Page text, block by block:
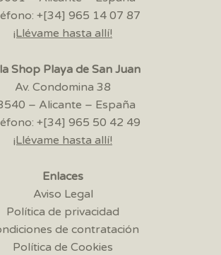
+[34] 965 14 07 87
¡Llévame hasta allí!
Shop Playa de San Juan
Av. Condomina 38
– Alicante – España
+[34] 965 50 42 49
¡Llévame hasta allí!
Enlaces
Aviso Legal
Política de privacidad
de contratación
Política de Cookies